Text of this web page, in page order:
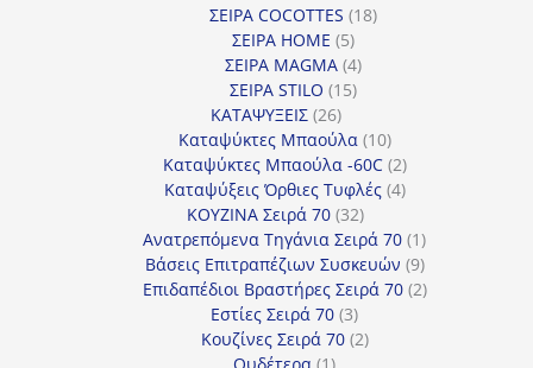
προϊόντα
ΣΕΙΡΑ COCOTTES 1818
ΣΕΙΡΑ HOME 55
προϊόντα
ΣΕΙΡΑ MAGMA 44
προϊόντα
ΣΕΙΡΑ STILO 1515
ΚΑΤΑΨΥΞΕΙΣ 2626
προϊόντα
Καταψύκτες Μπαούλα 1010
προϊόντα
Καταψύκτες Μπαούλα -60C 22
προϊόντα
Καταψύξεις Όρθιες Τυφλές 44
ΚΟΥΖΙΝΑ Σειρά 70 3232
προϊόντα
Ανατρεπόμενα Τηγάνια Σειρά 70 11
προϊόν
Βάσεις Επιτραπέζιων Συσκευών 99
προϊόντα
Επιδαπέδιοι Βραστήρες Σειρά 70 22
Εστίες Σειρά 70 33
προϊόντα
Κουζίνες Σειρά 70 22
1